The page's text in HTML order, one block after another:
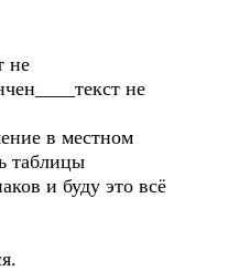
не
не
в местном
таблицы
и буду это всё